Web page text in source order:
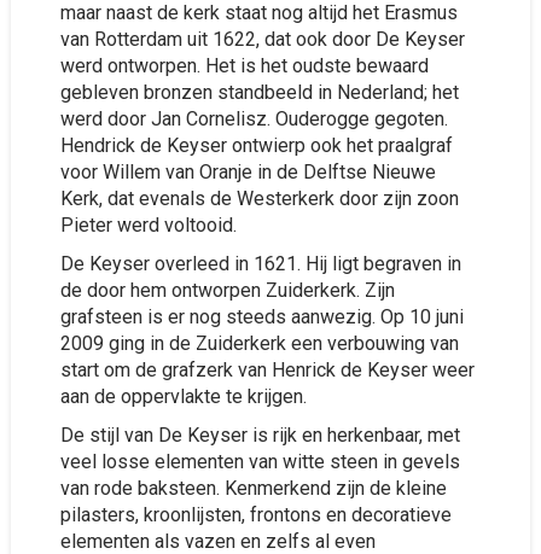
maar naast de kerk staat nog altijd het Erasmus
van Rotterdam uit 1622, dat ook door De Keyser
werd ontworpen. Het is het oudste bewaard
gebleven bronzen standbeeld in Nederland; het
werd door Jan Cornelisz. Ouderogge gegoten.
Hendrick de Keyser ontwierp ook het praalgraf
voor Willem van Oranje in de Delftse Nieuwe
Kerk, dat evenals de Westerkerk door zijn zoon
Pieter werd voltooid.
De Keyser overleed in 1621. Hij ligt begraven in
de door hem ontworpen Zuiderkerk. Zijn
grafsteen is er nog steeds aanwezig. Op 10 juni
2009 ging in de Zuiderkerk een verbouwing van
start om de grafzerk van Henrick de Keyser weer
aan de oppervlakte te krijgen.
De stijl van De Keyser is rijk en herkenbaar, met
veel losse elementen van witte steen in gevels
van rode baksteen. Kenmerkend zijn de kleine
pilasters, kroonlijsten, frontons en decoratieve
elementen als vazen en zelfs al even